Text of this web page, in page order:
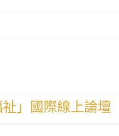
」國際線上論壇